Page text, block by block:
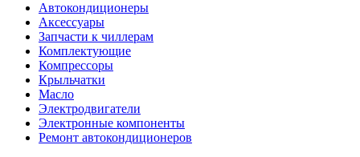
Автокондиционеры
Аксессуары
Запчасти к чиллерам
Комплектующие
Компрессоры
Крыльчатки
Масло
Электродвигатели
Электронные компоненты
Ремонт автокондиционеров